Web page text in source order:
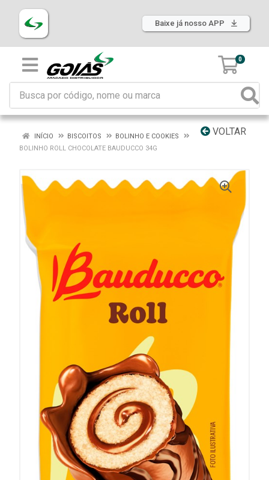
Baixe já nosso APP
0
VOLTAR
INÍCIO BISCOITOS
BOLINHO E COOKIES
BOLINHO ROLL CHOCOLATE BAUDUCCO 34G